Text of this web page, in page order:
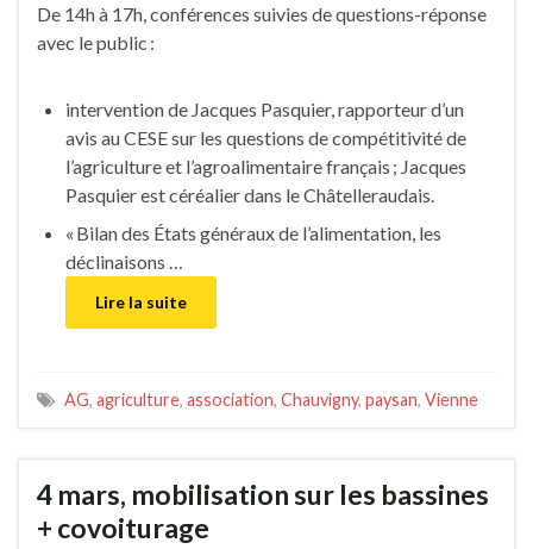
De 14h à 17h, conférences suivies de questions-réponse
avec le public :
intervention de Jacques Pasquier, rapporteur d’un
avis au CESE sur les questions de compétitivité de
l’agriculture et l’agroalimentaire français ; Jacques
Pasquier est céréalier dans le Châtelleraudais.
« Bilan des États généraux de l’alimentation, les
déclinaisons …
Lire la suite
AG, agriculture, association, Chauvigny, paysan, Vienne
4 mars, mobilisation sur les bassines
+ covoiturage